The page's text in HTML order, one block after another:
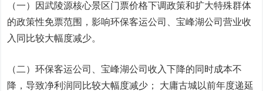
（一）因武陵源核心景区门票价格下调政策和扩大特殊群体
的政策性免票范围，影响环保客运公司、宝峰湖公司营业收
入同比较大幅度减少。
（二）环保客运公司、宝峰湖公司收入下降的同时成本不
降，导致净利润同比较大幅度减少； 大庸古城以前年度递延